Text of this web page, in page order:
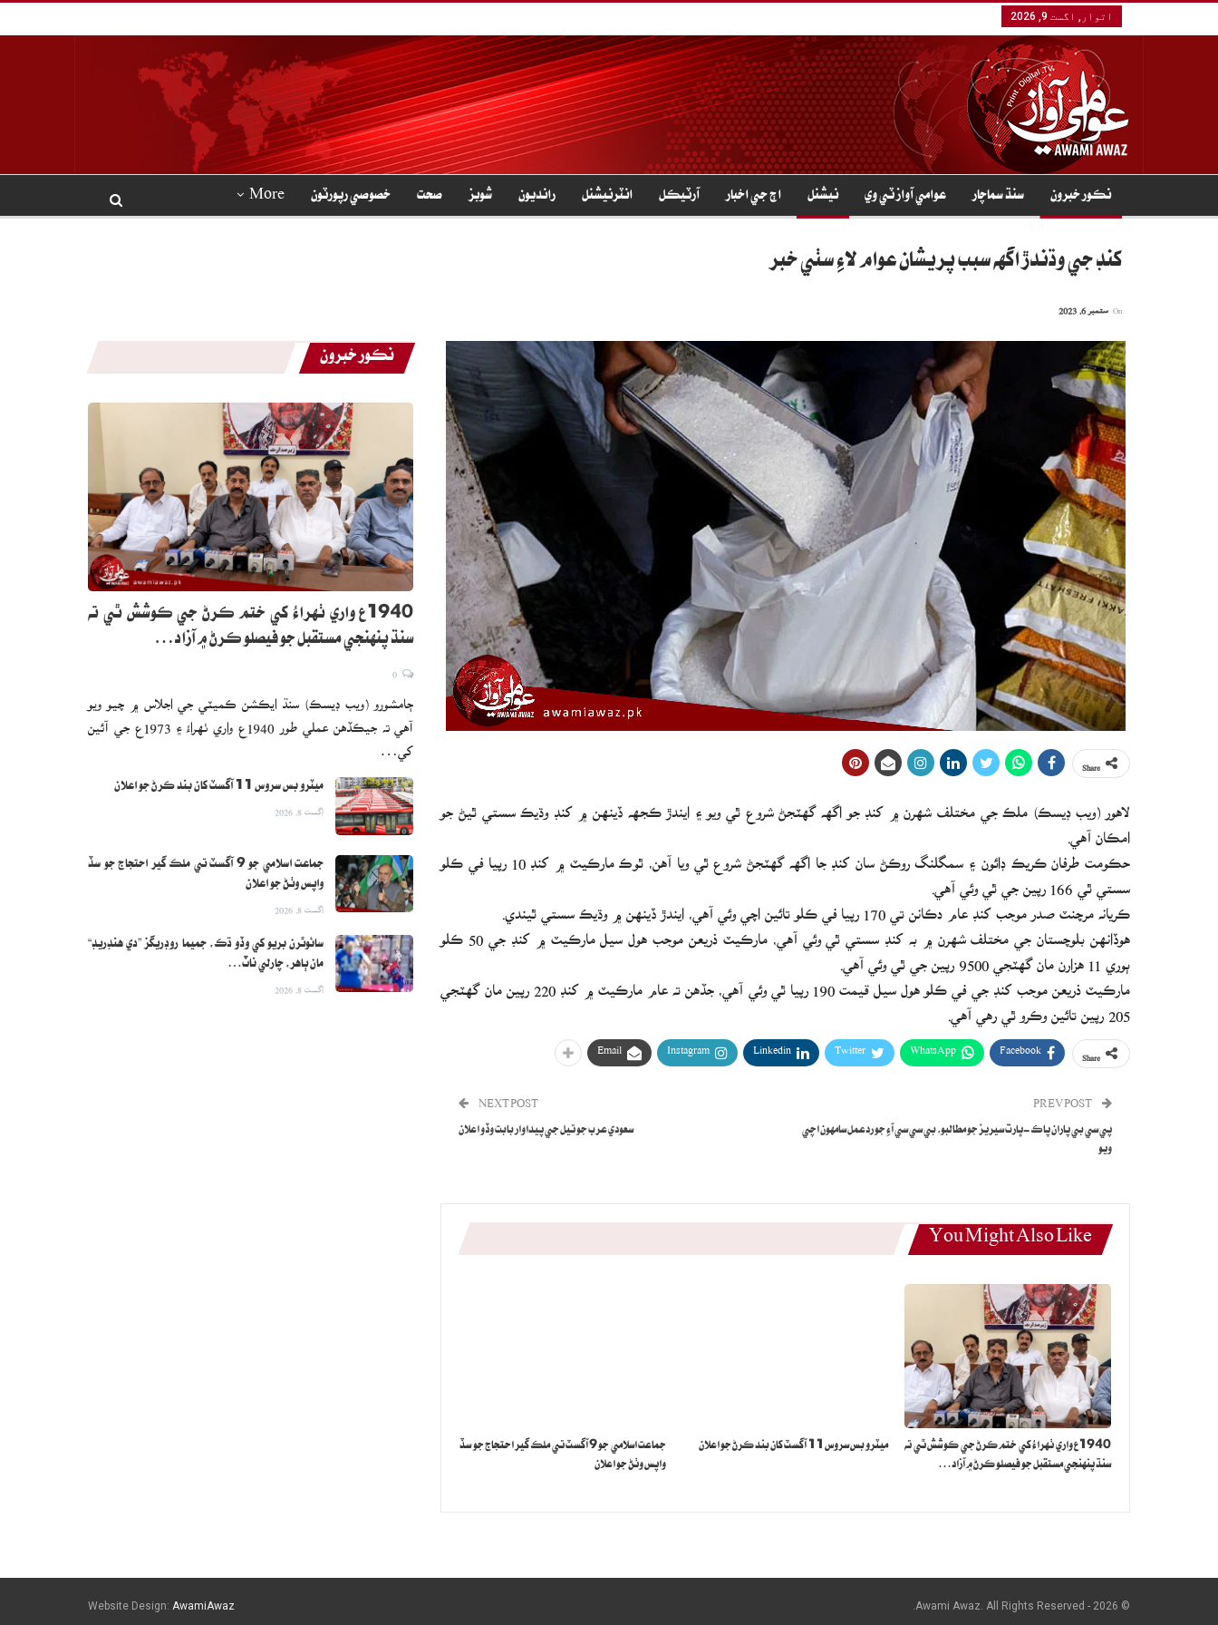
اتوار, اگست 9, 2026
نڪور خبرون سنڌ سماچار عوامي آواز ٽي وي نيشنل اڄ جي اخبار آرٽيڪل انٽرنيشنل رانديون شوبز صحت خصوصي رپورٽون More
کنڊ جي وڌندڙ اگهه سبب پريشان عوام لاءِ سٺي خبر
لاهور (ويب ڊيسڪ) ملڪ جي مختلف شهرن ۾ کنڊ جو اگهه گهٽجڻ شروع ٿي ويو ۽ ايندڙ ڪجهه ڏينهن ۾ کنڊ وڌيڪ سستي ٿيڻ جو
امڪان آهي.
حڪومت طرفان ڪريڪ ڊائون ۽ سمگلنگ روڪڻ سان کنڊ جا اگهه گهٽجڻ شروع ٿي ويا آهن، ٿوڪ مارڪيٽ ۾ کنڊ 10 رپيا في ڪلو
ڪريانه مرچنٽ صدر موجب کنڊ عام دڪانن تي 170 رپيا في ڪلو تائين اچي وئي آهي، ايندڙ ڏينهن ۾ وڌيڪ سستي ٿيندي.
هوڏانهن بلوچستان جي مختلف شهرن ۾ به کنڊ سستي ٿي وئي آهي، مارڪيٽ ذريعن موجب هول سيل مارڪيٽ ۾ کنڊ جي 50 ڪلو
مارڪيٽ ذريعن موجب کنڊ جي في ڪلو هول سيل قيمت 190 رپيا ٿي وئي آهي، جڏهن ته عام مارڪيٽ ۾ کنڊ 220 رپين مان گهٽجي
Facebook
WhatsApp
Twitter
Linkedin
Instagram
Email
پي سي بي پاران پاڪ-ڀارت سيريز جو مطالبو، بي سي سي آءِ جو ردعمل سامهون اچي
ويو
NEXT POST
سعودي عرب جو تيل جي پيداوار بابت وڏو اعلان
You Might Also Like
1940ع واري ٺهراءُ کي ختم ڪرڻ جي ڪوشش ٿي ته
سنڌ پنهنجي مستقبل جو فيصلو ڪرڻ ۾ آزاد…
ميٽرو بس سروس 11 آگسٽ کان بند ڪرڻ جو اعلان
جماعت اسلامي جو 9 آگسٽ تي ملڪ گير احتجاج جو سڏ
واپس وٺڻ جو اعلان
نڪور خبرون
1940ع واري ٺهراءُ کي ختم ڪرڻ جي ڪوشش ٿي ته
سنڌ پنهنجي مستقبل جو فيصلو ڪرڻ ۾ آزاد…
ڄامشورو (ويب ڊيسڪ) سنڌ ايڪشن ڪميٽي جي اجلاس ۾ چيو ويو
آهي ته جيڪڏهن عملي طور 1940ع واري ٺهراءُ ۽ 1973ع جي آئين
کي…
ميٽرو بس سروس 11 آگسٽ کان بند ڪرڻ جو اعلان
اگست 8, 2026
جماعت اسلامي جو 9 آگسٽ تي ملڪ گير احتجاج جو سڏ
واپس وٺڻ جو اعلان
اگست 8, 2026
سائوٿرن بريو کي وڏو ڌڪ، جميما روڊريگز ”دي هنڊريڊ“
مان ٻاهر، چارلي ناٽ…
اگست 8, 2026
© 2026 - Awami Awaz. All Rights Reserved.
Website Design: AwamiAwaz